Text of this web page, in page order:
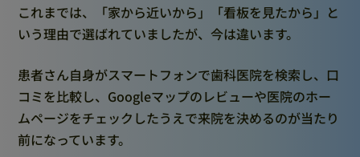
これまでは、「家から近いから」「看板を見たから」と
いう理由で選ばれていましたが、今は違います。
患者さん自身がスマートフォンで歯科医院を検索し、口
コミを比較し、Googleマップのレビューや医院のホー
ムページをチェックしたうえで来院を決めるのが当たり
前になっています。